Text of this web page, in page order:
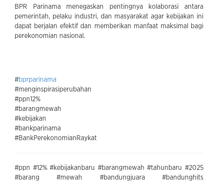
BPR Parinama menegaskan pentingnya kolaborasi antara
pemerintah, pelaku industri, dan masyarakat agar kebijakan ini
dapat berjalan efektif dan memberikan manfaat maksimal bagi
perekonomian nasional.
#bprparinama
#menginspirasiperubahan
#ppn12%
#barangmewah
#kebijakan
#bankparinama
#BankPerekonomianRaykat
#ppn #12% #kebijakanbaru #barangmewah #tahunbaru #2025
#barang #mewah #bandungjuara #bandunghits